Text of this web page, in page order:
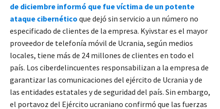
de diciembre informó que fue víctima de un potente
ataque cibernético que dejó sin servicio a un número no
especificado de clientes de la empresa. Kyivstar es el mayor
proveedor de telefonía móvil de Ucrania, según medios
locales, tiene más de 24 millones de clientes en todo el
país. Los ciberdelincuentes responsabilizan a la empresa de
garantizar las comunicaciones del ejército de Ucrania y de
las entidades estatales y de seguridad del país. Sin embargo,
el portavoz del Ejército ucraniano confirmó que las fuerzas